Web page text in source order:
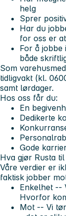
helg
Sprer
Har du
for oss er
For å jobbe
både
Som
tidligvakt (kl.
samt lørdager.
Hos oss får du:
En
Dedikerte
Gode
Hva gjør Rusta
Våre verdier er
faktisk jobber
Enkelhet --
Hvorfor
Mot -- Vi